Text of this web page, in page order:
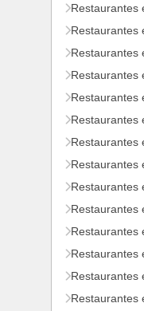
Restaurantes
Restaurantes
Restaurantes
Restaurantes
Restaurantes
Restaurantes
Restaurantes
Restaurantes
Restaurantes
Restaurantes
Restaurantes
Restaurantes
Restaurantes
Restaurantes